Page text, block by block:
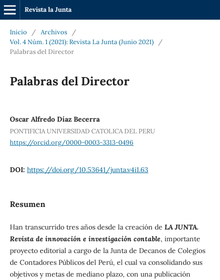
Revista la Junta
Inicio / Archivos
/
Vol. 4 Núm. 1 (2021): Revista La Junta (Junio 2021)
/
Palabras del Director
Palabras del Director
Oscar Alfredo Díaz Becerra
PONTIFICIA UNIVERSIDAD CATOLICA DEL PERU
https://orcid.org/0000-0003-3313-0496
DOI: https://doi.org/10.53641/junta.v4i1.63
Resumen
Han transcurrido tres años desde la creación de LA JUNTA.
Revista de innovación e investigación contable, importante
proyecto editorial a cargo de la Junta de Decanos de Colegios
de Contadores Públicos del Perú, el cual va consolidando sus
objetivos y metas de mediano plazo, con una publicación